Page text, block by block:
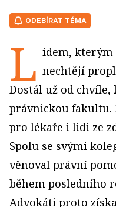
ODEBÍRAT TÉMA
L idem,
nechtějí
Dostál už od chvíle,
právnickou fakultu.
pro lékaře i lidi ze
Spolu se svými
věnoval právní
během posledního
Advokáti proto